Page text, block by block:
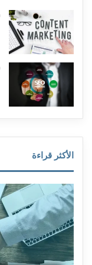
الأكثر قراءة